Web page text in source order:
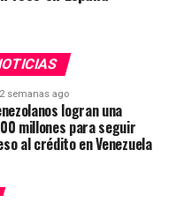
2 semanas ago
logran una
millones para seguir
al crédito en Venezuela